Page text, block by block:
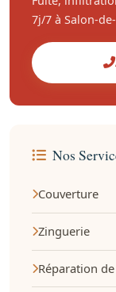
7j/7 à Salon-
Nos
Couverture
Zinguerie
Réparation